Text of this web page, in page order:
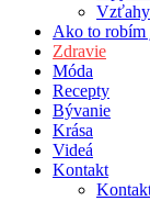
Vzťahy
Ako to robím
Zdravie
Móda
Recepty
Bývanie
Krása
Videá
Kontakt